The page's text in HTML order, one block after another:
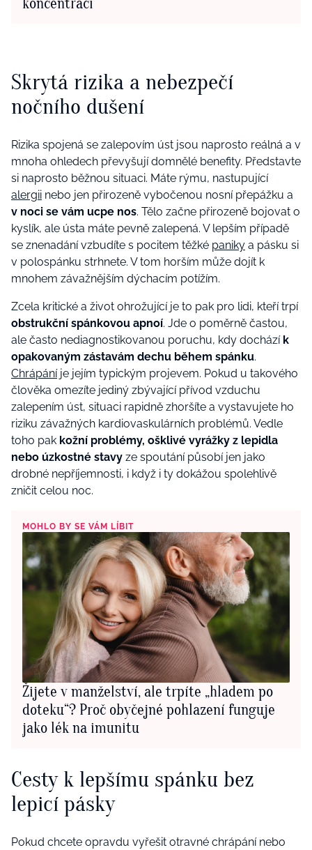
koncentraci
Skrytá rizika a nebezpečí
nočního dušení
Rizika spojená se zalepovím úst jsou naprosto reálná a v
mnoha ohledech převyšují domnělé benefity. Představte
si naprosto běžnou situaci. Máte rýmu, nastupující
alergii nebo jen přirozeně vybočenou nosní přepážku a
v noci se vám ucpe nos. Tělo začne přirozeně bojovat o
kyslík, ale ústa máte pevně zalepená. V lepším případě
se znenadání vzbudíte s pocitem těžké paniky a pásku si
v polospánku strhnete. V tom horším může dojít k
mnohem závažnějším dýchacím potížím.
Zcela kritické a život ohrožující je to pak pro lidi, kteří trpí
obstrukční spánkovou apnoí. Jde o poměrně častou,
ale často nediagnostikovanou poruchu, kdy dochází k
opakovaným zástavám dechu během spánku.
Chrápáníje jejím typickým projevem. Pokud u takového
člověka omezíte jediný zbývající přívod vzduchu
zalepením úst, situaci rapidně zhoršíte a vystavujete ho
riziku závažných kardiovaskulárních problémů. Vedle
toho pak kožní problémy, ošklivé vyrážky z lepidla
nebo úzkostné stavy ze spoutání působí jen jako
drobné nepříjemnosti, i když i ty dokážou spolehlivě
zničit celou noc.
MOHLO BY SE VÁM LÍBIT
Žijete v manželství, ale trpíte „hladem po
doteku“? Proč obyčejné pohlazení funguje
jako lék na imunitu
Cesty k lepšímu spánku bez
lepicí pásky
Pokud chcete opravdu vyřešit otravné chrápání nebo